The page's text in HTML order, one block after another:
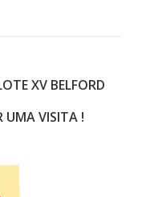
XV BELFORD
UMA VISITA !